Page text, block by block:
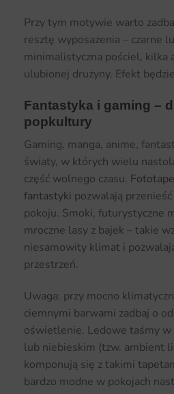
Przy tym motywie warto
resztę wyposażenia – czarne
minimalistyczna pościel, kilka
ulubionej drużyny. Efekt
Fantastyka i gaming –
popkultury
Gaming, manga, anime,
światy, w których wielu
część wolnego czasu.
fantastyki pozwalają
pokoju. Smoki, futurystyczne
mroczne lasy z bajek – takie
niesamowity klimat i
przestrzeń.
Uwaga: przy mocno
ciemnymi barwami zadbaj o
oświetlenie. Ledowe taśmy
lub niebieskim (tzw. ambient
komponują się z takimi
bardzo modne w pokojach